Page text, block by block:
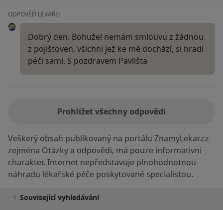
ODPOVĚĎ LÉKAŘE:
Dobrý den. Bohužel nemám smlouvu z žádnou
z pojišťoven, všichni jež ke mě dochází, si hradí
péči sami. S pozdravem Pavlišta
Prohlížet všechny odpovědi
Veškerý obsah publikovaný na portálu ZnamyLekar.cz
zejména Otázky a odpovědi, má pouze informativní
charakter. Internet nepředstavuje plnohodnotnou
náhradu lékařské péče poskytované specialistou.
Související vyhledávání